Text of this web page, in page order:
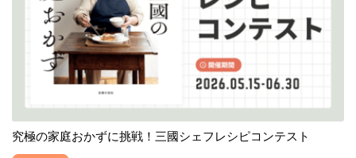
究極の家庭おかずに挑戦！三國シェフレシピコンテスト